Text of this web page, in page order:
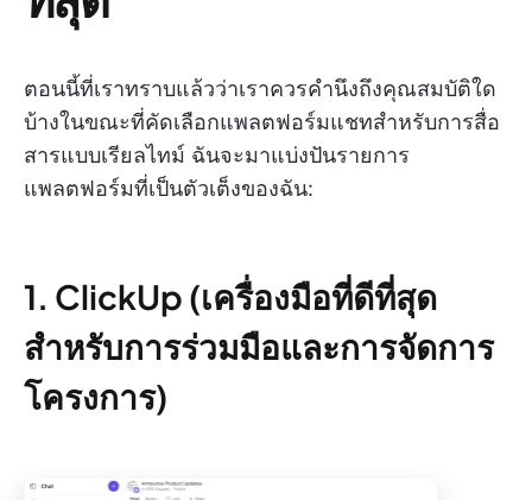
ตอนนี้ที่เราทราบแล้วว่าเราควรคำนึงถึงคุณสมบัติใด
บ้างในขณะที่คัดเลือกแพลตฟอร์มแชทสำหรับการสื่อ
สารแบบเรียลไทม์ ฉันจะมาแบ่งปันรายการ
แพลตฟอร์มที่เป็นตัวเต็งของฉัน:
1. ClickUp (เครื่องมือที่ดีที่สุด
สำหรับการร่วมมือและการจัดการ
โครงการ)